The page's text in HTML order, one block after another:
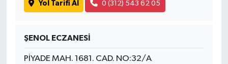
Yol Tarifi Al 0 (312) 543 62 05
ŞENOL ECZANESİ
PİYADE MAH. 1681. CAD. NO:32/A